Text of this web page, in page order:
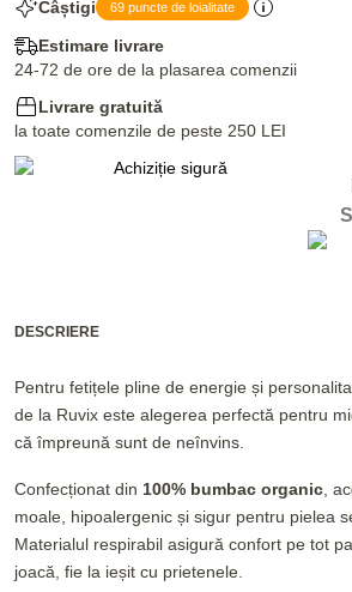
Câștigi 69 puncte de loialitate
Estimare livrare
24-72 de ore de la plasarea comenzii
Livrare gratuită
la toate comenzile de peste 250 LEI
DESCRIERE
Pentru fetițele pline de energie și
de la Ruvix este alegerea perfectă pentru
că împreună sunt de neînvins.
Confecționat din 100% bumbac organic ,
moale, hipoalergenic și sigur pentru pielea
Materialul respirabil asigură confort pe tot
joacă, fie la ieșit cu prietenele.